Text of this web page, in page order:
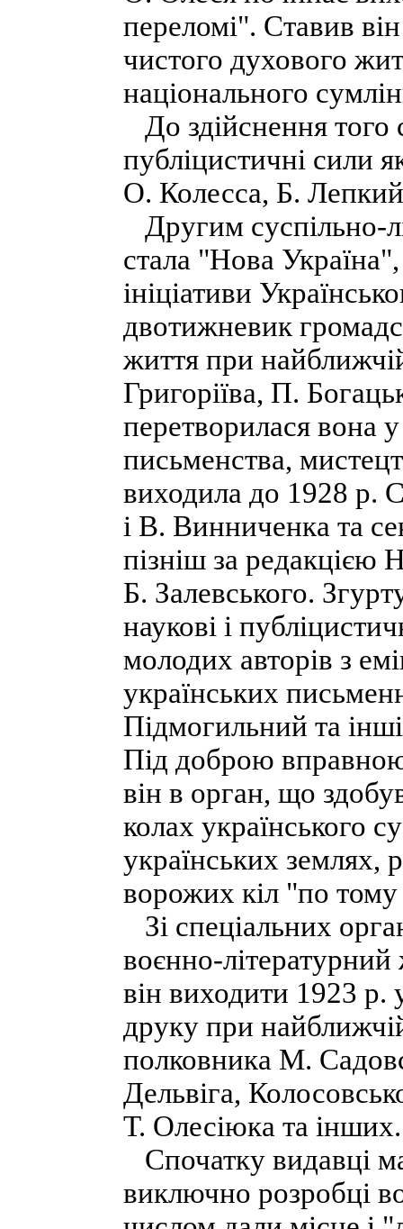
переломі". Ставив
чистого духового
національного
До здійснення того
публіцистичні сили
О. Колесса, Б.
Другим суспільно-
стала "Нова
ініціативи
двотижневик
життя при
Григоріїва, П.
перетворилася вона
письменства,
виходила до 1928 р.
і В. Винниченка та
пізніш за редакцією
Б. Залевського.
наукові і
молодих авторів з
українських
Підмогильний та
Під доброю
він в орган, що
колах українського
українських землях,
ворожих кіл "по тому
Зі спеціальних
воєнно-
він виходити 1923
друку при
полковника М.
Дельвіга,
Т. Олесіюка та інших.
Спочатку видавці
виключно розробці